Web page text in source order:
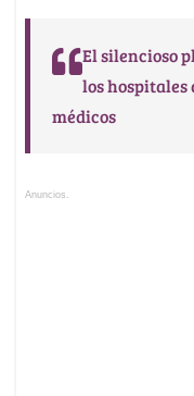
El silencioso
los hospitales
médicos
Anuncios.